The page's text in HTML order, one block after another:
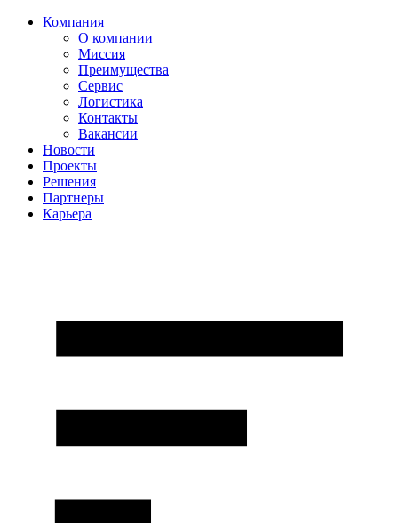
Компания
О компании
Миссия
Преимущества
Сервис
Логистика
Контакты
Вакансии
Новости
Проекты
Решения
Партнеры
Карьера